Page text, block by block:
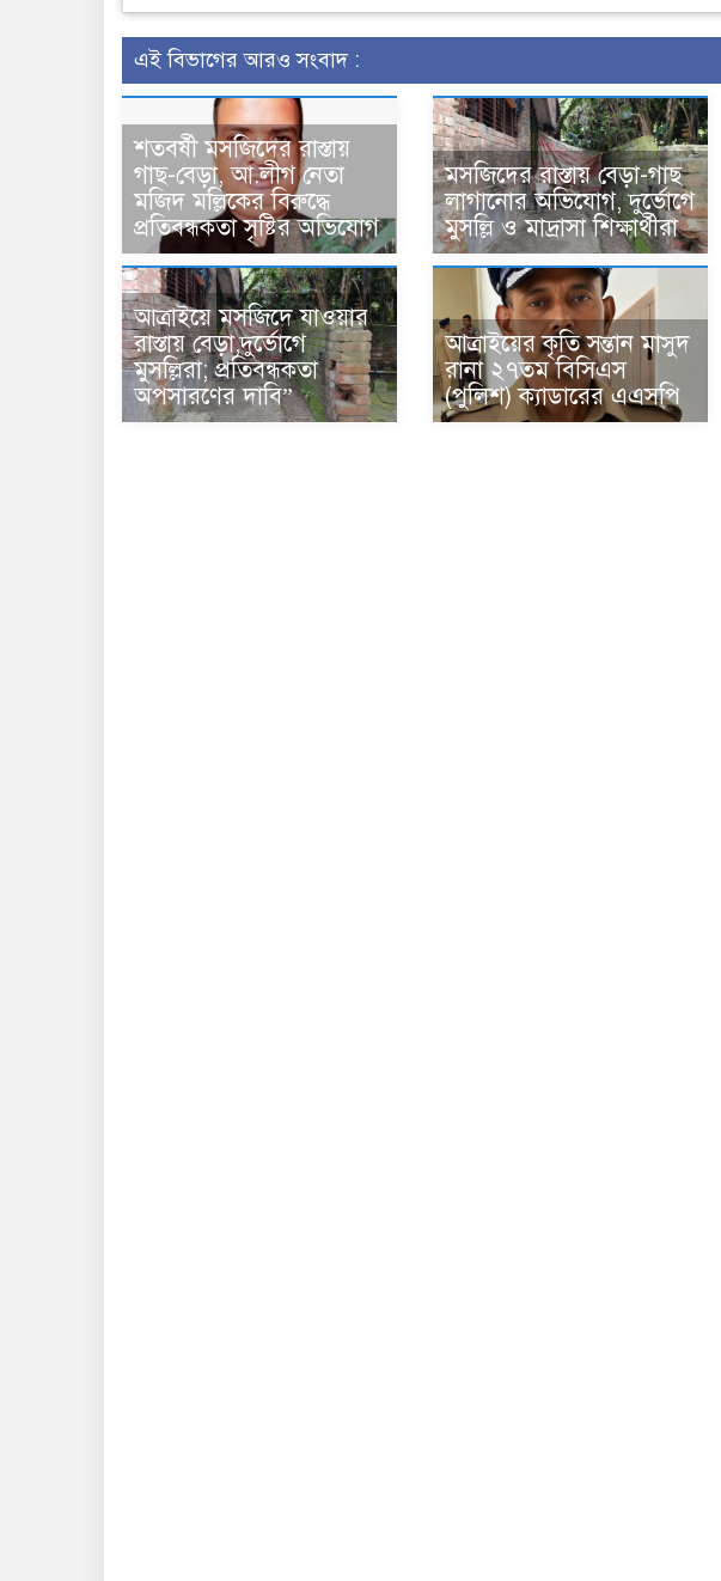
এই বিভাগের আরও সংবাদ :
শতবর্ষী মসজিদের রাস্তায়
গাছ-বেড়া, আ.লীগ নেতা
মজিদ মল্লিকের বিরুদ্ধে
প্রতিবন্ধকতা সৃষ্টির অভিযোগ
মসজিদের রাস্তায় বেড়া-গাছ
লাগানোর অভিযোগ, দুর্ভোগে
মুসল্লি ও মাদ্রাসা শিক্ষার্থীরা
আত্রাইয়ে মসজিদে যাওয়ার
রাস্তায় বেড়া,দুর্ভোগে
মুসল্লিরা; প্রতিবন্ধকতা
অপসারণের দাবি”
আত্রাইয়ের কৃতি সন্তান মাসুদ
রানা ২৭তম বিসিএস
(পুলিশ) ক্যাডারের এএসপি